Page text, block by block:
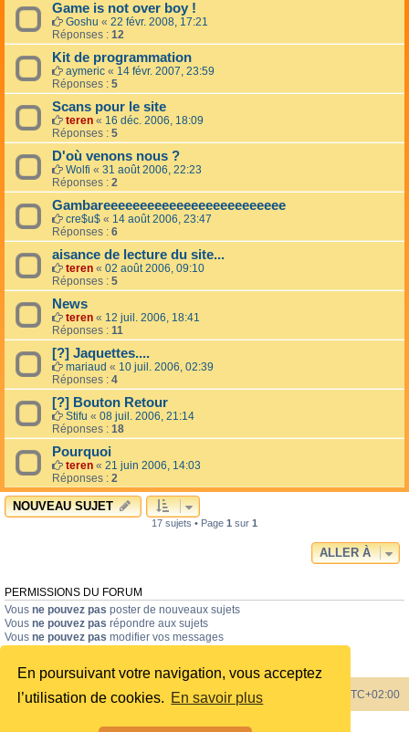
En poursuivant votre navigation, vous acceptez
l’utilisation de cookies. En savoir plus
Game is not over boy !
Goshu « 22 févr. 2008, 17:21
Réponses : 12
Kit de programmation
aymeric « 14 févr. 2007, 23:59
Réponses : 5
Scans pour le site
teren « 16 déc. 2006, 18:09
Réponses : 5
D'où venons nous ?
Wolfi « 31 août 2006, 22:23
Réponses : 2
Gambareeeeeeeeeeeeeeeeeeeeeeeee
cre$u$ « 14 août 2006, 23:47
Réponses : 6
aisance de lecture du site...
teren « 02 août 2006, 09:10
Réponses : 5
News
teren « 12 juil. 2006, 18:41
Réponses : 11
[?] Jaquettes....
mariaud « 10 juil. 2006, 02:39
Réponses : 4
[?] Bouton Retour
Stifu « 08 juil. 2006, 21:14
Réponses : 18
Pourquoi
teren « 21 juin 2006, 14:03
Réponses : 2
NOUVEAU SUJET
17 sujets • Page 1 sur 1
ALLER À
PERMISSIONS DU FORUM
Vous ne pouvez pas poster de nouveaux sujets
Vous ne pouvez pas répondre aux sujets
Vous ne pouvez pas modifier vos messages
Vous
ne pouvez pas joindre des fichiers
Index du forum Heures au format UTC+02:00
Développé parphpBB® Forum Software © phpBB Limited